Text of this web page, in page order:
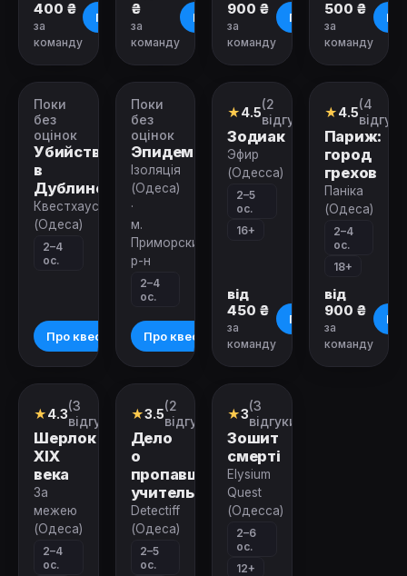
400 ₴
за
команду
Про квест
₴
за
команду
Про квест
900 ₴
за
команду
Про квест
500 ₴
за
команду
Квест
Зачинено
Поки
без
оцінок
Убийство
в
Дублине
Квестхаус
(Одеса)
2–4
ос.
Про квест
Квест
Зачинено
Поки
без
оцінок
Эпидемия
Ізоляція
(Одеса)
·
м.
Приморский
р-н
2–4
ос.
Про квест
Квест
Зачинено
★4.5(2
відгуки)
Зодиак
Эфир
(Одесса)
2–5
ос.
16+
від
450 ₴
за
команду
Про квест
Квест
Зачинено
★4.5(4
Париж:
город
грехов
Паніка
(Одеса)
2–4
ос.
18+
від
900 ₴
за
команду
Квест
Зачинено
★4.3(3
відгуки)
Шерлок
XIX
века
За
межею
(Одеса)
2–4
ос.
Квест
Зачинено
★3.5(2
відгуки)
Дело
о
пропавшей
учительнице
Detectiff
(Одеса)
2–5
ос.
Ролевой
квест
Зачинено
★3(3
відгуки)
Зошит
смерті
Elysium
Quest
(Одесса)
2–6
ос.
12+